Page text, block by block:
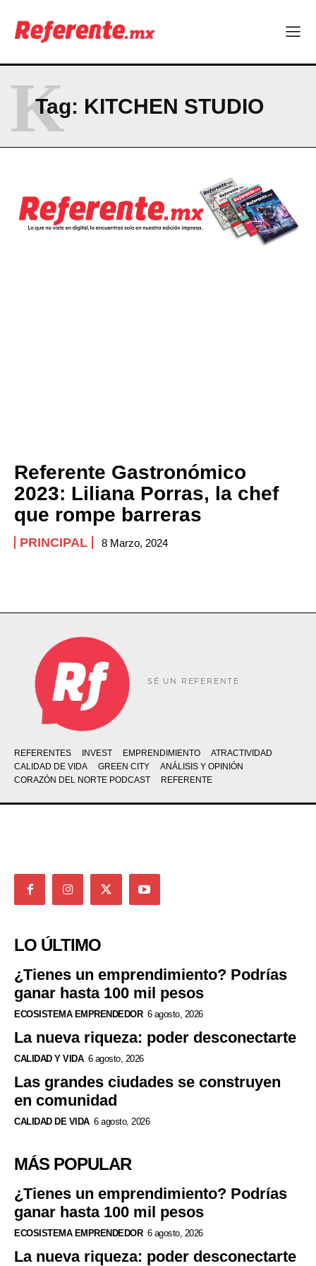
Empresas Responsables 2026?
Company
ABOUT
CONTACT
NEWSLETTER
Tag: KITCHEN STUDIO
K
Referente Gastronómico
2023: Liliana Porras, la chef
que rompe barreras
PRINCIPAL 8 Marzo, 2024
SÉ UN REFERENTE
REFERENTES INVEST EMPRENDIMIENTO
ATRACTIVIDAD
CALIDAD DE VIDA
GREEN CITY
ANÁLISIS Y OPINIÓN
CORAZÓN DEL NORTE PODCAST
REFERENTE
LO ÚLTIMO
¿Tienes un emprendimiento? Podrías
ganar hasta 100 mil pesos
ECOSISTEMA EMPRENDEDOR 6 agosto, 2026
La nueva riqueza: poder desconectarte
CALIDAD Y VIDA 6 agosto, 2026
Las grandes ciudades se construyen
en comunidad
CALIDAD DE VIDA 6 agosto, 2026
MÁS POPULAR
¿Tienes un emprendimiento? Podrías
ganar hasta 100 mil pesos
ECOSISTEMA EMPRENDEDOR 6 agosto, 2026
La nueva riqueza: poder desconectarte